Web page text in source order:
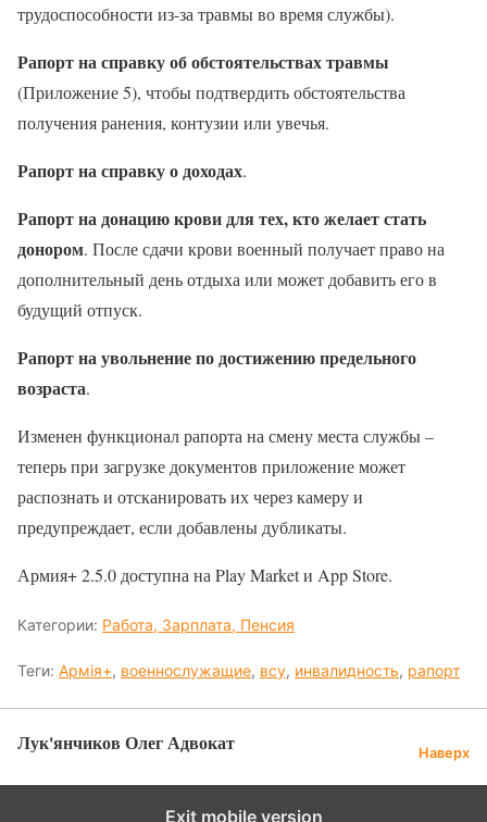
трудоспособности из-за травмы во время службы).
Рапортна справкуоб обстоятельствах травмы
(Приложение 5), чтобы подтвердить обстоятельства
получения ранения, контузии или увечья.
Рапортна справкуо доходах.
Рапорт на донацию крови для тех, кто желает стать
донором. После сдачи крови военный получает право на
дополнительный день отдыха или может добавить его в
будущий отпуск.
Рапорт на увольнение по достижению предельного
возраста.
Изменен функционал рапорта на смену места службы –
теперь при загрузке документов приложение может
распознать и отсканировать их через камеру и
предупреждает, если добавлены дубликаты.
Армия+ 2.5.0 доступна на Play Market и App Store.
Категории: Работа, Зарплата, Пенсия
Теги: Армія+, военнослужащие, всу, инвалидность, рапорт
Лук'янчиков Олег Адвокат Наверх
Exit mobile version